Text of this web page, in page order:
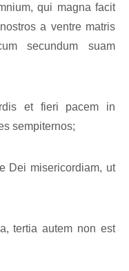
qui magna facit
a ventre matris
secundum suam
et fieri pacem in
sempiternos;
Dei misericordiam, ut
tertia autem non est